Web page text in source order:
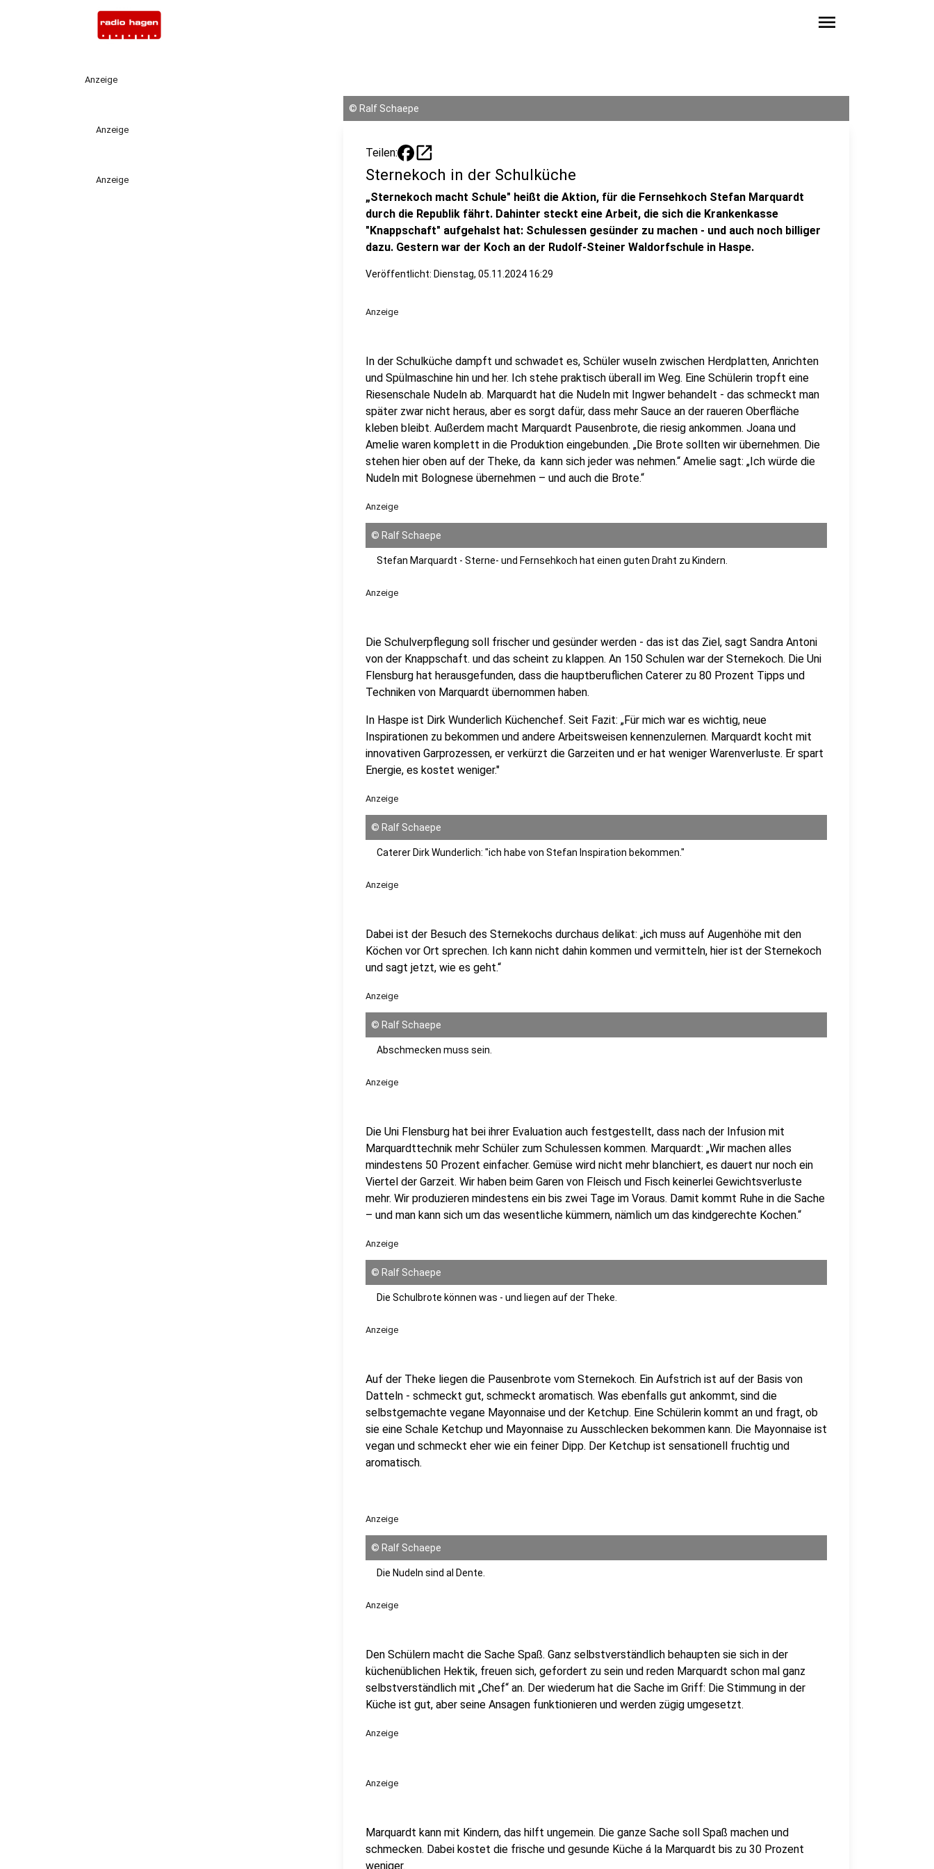
menu
Anzeige
Anzeige
Anzeige
© Ralf Schaepe
Teilen: open_in_new
Sternekoch in der Schulküche
„Sternekoch macht Schule" heißt die Aktion, für die Fernsehkoch Stefan Marquardt
durch die Republik fährt. Dahinter steckt eine Arbeit, die sich die Krankenkasse
"Knappschaft" aufgehalst hat: Schulessen gesünder zu machen - und auch noch billiger
dazu. Gestern war der Koch an der Rudolf-Steiner Waldorfschule in Haspe.
Veröffentlicht: Dienstag, 05.11.2024 16:29
Anzeige
In der Schulküche dampft und schwadet es, Schüler wuseln zwischen Herdplatten, Anrichten
und Spülmaschine hin und her. Ich stehe praktisch überall im Weg. Eine Schülerin tropft eine
Riesenschale Nudeln ab. Marquardt hat die Nudeln mit Ingwer behandelt - das schmeckt man
später zwar nicht heraus, aber es sorgt dafür, dass mehr Sauce an der raueren Oberfläche
kleben bleibt. Außerdem macht Marquardt Pausenbrote, die riesig ankommen. Joana und
Amelie waren komplett in die Produktion eingebunden. „Die Brote sollten wir übernehmen. Die
stehen hier oben auf der Theke, da kann sich jeder was nehmen.“ Amelie sagt: „Ich würde die
Nudeln mit Bolognese übernehmen – und auch die Brote.“
Anzeige
© Ralf Schaepe
Stefan Marquardt - Sterne- und Fernsehkoch hat einen guten Draht zu Kindern.
Anzeige
Die Schulverpflegung soll frischer und gesünder werden - das ist das Ziel, sagt Sandra Antoni
von der Knappschaft. und das scheint zu klappen. An 150 Schulen war der Sternekoch. Die Uni
Flensburg hat herausgefunden, dass die hauptberuflichen Caterer zu 80 Prozent Tipps und
Techniken von Marquardt übernommen haben.
In Haspe ist Dirk Wunderlich Küchenchef. Seit Fazit: „Für mich war es wichtig, neue
Inspirationen zu bekommen und andere Arbeitsweisen kennenzulernen. Marquardt kocht mit
innovativen Garprozessen, er verkürzt die Garzeiten und er hat weniger Warenverluste. Er spart
Energie, es kostet weniger."
Anzeige
© Ralf Schaepe
Caterer Dirk Wunderlich: "ich habe von Stefan Inspiration bekommen."
Anzeige
Dabei ist der Besuch des Sternekochs durchaus delikat: „ich muss auf Augenhöhe mit den
Köchen vor Ort sprechen. Ich kann nicht dahin kommen und vermitteln, hier ist der Sternekoch
und sagt jetzt, wie es geht.“
Anzeige
© Ralf Schaepe
Abschmecken muss sein.
Anzeige
Die Uni Flensburg hat bei ihrer Evaluation auch festgestellt, dass nach der Infusion mit
Marquardttechnik mehr Schüler zum Schulessen kommen. Marquardt: „Wir machen alles
mindestens 50 Prozent einfacher. Gemüse wird nicht mehr blanchiert, es dauert nur noch ein
Viertel der Garzeit. Wir haben beim Garen von Fleisch und Fisch keinerlei Gewichtsverluste
mehr. Wir produzieren mindestens ein bis zwei Tage im Voraus. Damit kommt Ruhe in die Sache
– und man kann sich um das wesentliche kümmern, nämlich um das kindgerechte Kochen.“
Anzeige
© Ralf Schaepe
Die Schulbrote können was - und liegen auf der Theke.
Anzeige
Auf der Theke liegen die Pausenbrote vom Sternekoch. Ein Aufstrich ist auf der Basis von
Datteln - schmeckt gut, schmeckt aromatisch. Was ebenfalls gut ankommt, sind die
selbstgemachte vegane Mayonnaise und der Ketchup. Eine Schülerin kommt an und fragt, ob
sie eine Schale Ketchup und Mayonnaise zu Ausschlecken bekommen kann. Die Mayonnaise ist
vegan und schmeckt eher wie ein feiner Dipp. Der Ketchup ist sensationell fruchtig und
aromatisch.
Anzeige
© Ralf Schaepe
Die Nudeln sind al Dente.
Anzeige
Den Schülern macht die Sache Spaß. Ganz selbstverständlich behaupten sie sich in der
küchenüblichen Hektik, freuen sich, gefordert zu sein und reden Marquardt schon mal ganz
selbstverständlich mit „Chef“ an. Der wiederum hat die Sache im Griff: Die Stimmung in der
Küche ist gut, aber seine Ansagen funktionieren und werden zügig umgesetzt.
Anzeige
Anzeige
Marquardt kann mit Kindern, das hilft ungemein. Die ganze Sache soll Spaß machen und
schmecken. Dabei kostet die frische und gesunde Küche á la Marquardt bis zu 30 Prozent
weniger.